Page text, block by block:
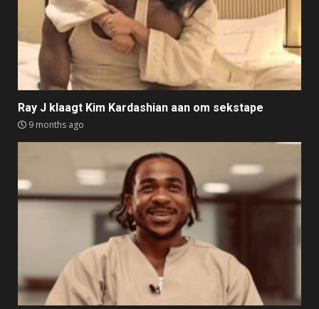
Ray J klaagt Kim Kardashian aan om sekstape
9 months ago